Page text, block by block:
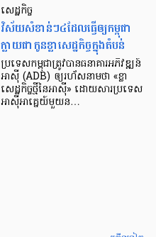
សេដ្ឋកិច្ច​
វិស័យ​សំខាន់ៗ​៤​ដែល​ធ្វើ​ឲ្យ​កម្ពុជា​
ក្លាយ​ជា​កូន​ខ្លា​សេដ្ឋកិច្ច​ក្នុង​តំបន់
ប្រទេស​កម្ពុជា​ត្រូវ​បាន​ធនាគារ​អភិវឌ្ឍន៍​
អាស៊ី (ADB) ឲ្យ​រហ័ស​នាមថា «ខ្លា​
សេដ្ឋកិច្ច​ថ្មី​នៃ​អាស៊ី» ដោយសារ​ប្រទេស​
អាស៊ី​អាគ្នេយ៍​មួយ​ន…